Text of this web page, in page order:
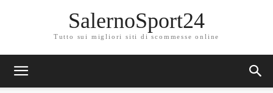
SalernoSport24
Tutto sui migliori siti di scommesse online